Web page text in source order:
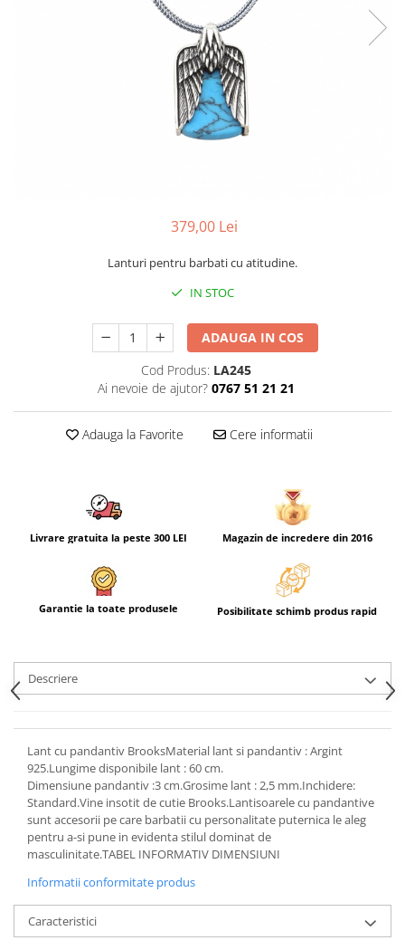
379,00 Lei
Lanturi pentru barbati cu atitudine.
IN STOC
ADAUGA IN COS
Cod Produs: LA245
Ai nevoie de ajutor? 0767 51 21 21
Adauga la Favorite Cere informatii
Livrare gratuita la peste 300 LEI Magazin de incredere din 2016
Garantie la toate produsele Posibilitate schimb produs rapid
Descriere
Lant cu pandantiv BrooksMaterial lant si pandantiv : Argint
925.Lungime disponibile lant : 60 cm.
Dimensiune pandantiv :3 cm.Grosime lant : 2,5 mm.Inchidere:
Standard.Vine insotit de cutie Brooks.Lantisoarele cu pandantive
sunt accesorii pe care barbatii cu personalitate puternica le aleg
pentru a-si pune in evidenta stilul dominat de
masculinitate.TABEL INFORMATIV DIMENSIUNI
Informatii conformitate produs
Caracteristici